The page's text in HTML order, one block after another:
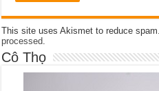
This site uses Akismet to reduce spam.
processed
Cô Thọ